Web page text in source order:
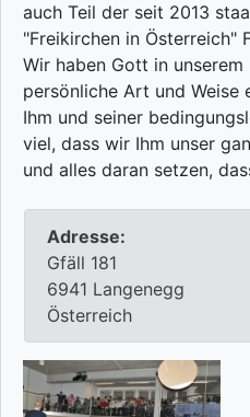
auch Teil der seit 2013
"Freikirchen in Österreich"
Wir haben Gott in
persönliche Art und Weise
Ihm und seiner
viel, dass wir Ihm unser
und alles daran setzen,
Adresse:
Gfäll 181
6941 Langenegg
Österreich